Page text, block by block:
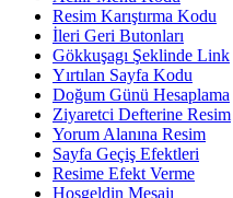
Resim Karıştırma Kodu
İleri Geri Butonları
Gökkuşagı Şeklinde Link
Yırtılan Sayfa Kodu
Doğum Günü Hesaplama
Ziyaretci Defterine Resim
Yorum Alanına Resim
Sayfa Geçiş Efektleri
Resime Efekt Verme
Hosgeldin Meşajı